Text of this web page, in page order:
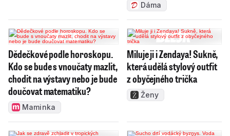
Dáma
Dědečkové podle horoskopu.
Kdo se bude s vnoučaty mazlit,
chodit na výstavy nebo je bude
doučovat matematiku?
Maminka
Miluje ji i Zendaya! Sukně,
která udělá stylový outfit
z obyčejného trička
Ženy